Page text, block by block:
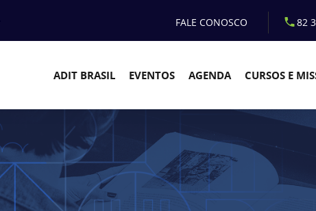
FALE CONOSCO 82
ADIT BRASIL EVENTOS AGENDA CURSOS E